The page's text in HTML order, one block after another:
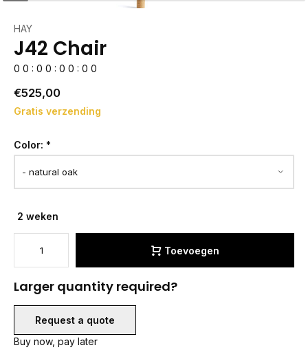
HAY
J42 Chair
0 0 : 0 0 : 0 0 : 0 0
€525,00
Gratis verzending
Color: *
2 weken
Toevoegen
Larger quantity required?
Request a quote
Buy now, pay later